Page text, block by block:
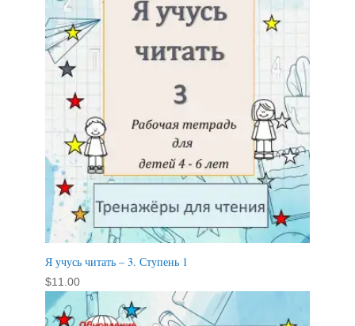
Я учусь читать – 3. Ступень 1
$11.00